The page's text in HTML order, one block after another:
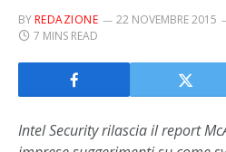
BYREDAZIONE 22 NOVEMBRE 2015
7 MINS READ
Intel Security rilascia il report